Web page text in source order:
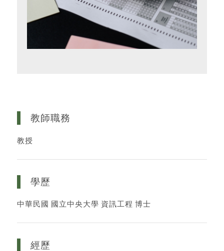
教師職務
教授
學歷
中華民國 國立中央大學 資訊工程 博士
經歷